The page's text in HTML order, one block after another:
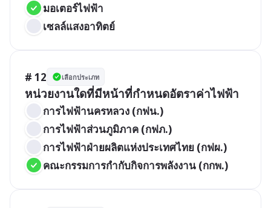
มอเตอร์ไฟฟ้า
เซลล์แสงอาทิตย์
# 12 เลือกประเภท
หน่วยงานใดที่มีหน้าที่กำหนดอัตราค่าไฟฟ้า
การไฟฟ้านครหลวง (กฟน.)
การไฟฟ้าส่วนภูมิภาค (กฟภ.)
การไฟฟ้าฝ่ายผลิตแห่งประเทศไทย (กฟผ.)
คณะกรรมการกำกับกิจการพลังงาน (กกพ.)